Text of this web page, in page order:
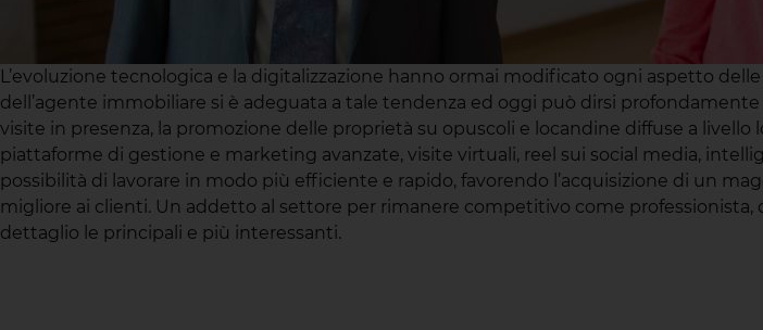
L’evoluzione tecnologica e la digitalizzazione hanno ormai modificato ogni aspetto
dell’agente immobiliare si è adeguata a tale tendenza ed oggi può dirsi
visite in presenza, la promozione delle proprietà su opuscoli e locandine diffuse a
piattaforme di gestione e marketing avanzate, visite virtuali, reel sui social media,
possibilità di lavorare in modo più efficiente e rapido, favorendo l’acquisizione di un
migliore ai clienti. Un addetto al settore per rimanere competitivo come
dettaglio le principali e più interessanti.